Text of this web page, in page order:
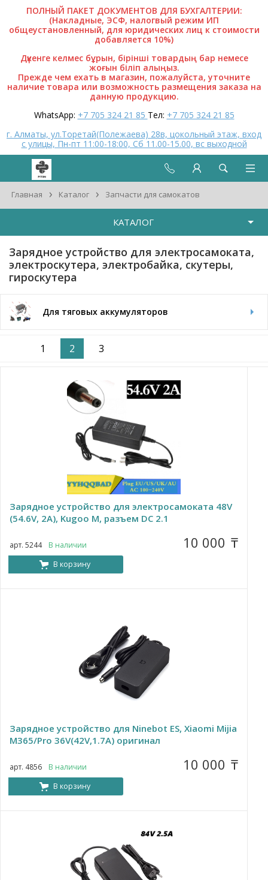
ПОЛНЫЙ ПАКЕТ ДОКУМЕНТОВ ДЛЯ БУХГАЛТЕРИИ:
(Накладные, ЭСФ, налогвый режим ИП
общеустановленный, для юридических лиц к стоимости
добавляется 10%)
Дүкенге келмес бұрын, бірінші товардың бар немесе
жоғын біліп алыңыз.
Прежде чем ехать в магазин, пожалуйста, уточните
наличие товара или возможность размещения заказа на
данную продукцию.
WhatsApp: +7 705 324 21 85 Тел: +7 705 324 21 85
г. Алматы, ул.Торетай(Полежаева) 28в, цокольный этаж, вход
с улицы, Пн-пт 11:00-18:00, Сб 11.00-15.00, вс выходной
Главная › Каталог › Запчасти для самокатов
КАТАЛОГ
Зарядное устройство для электросамоката,
электроскутера, электробайка, скутеры,
гироскутера
Для тяговых аккумуляторов
1 2 3
Зарядное устройство для электросамоката 48V
(54.6V, 2A), Kugoo M, разъем DC 2.1
арт. 5244 В наличии 10 000 ₸
В корзину
Зарядное устройство для Ninebot ES, Xiaomi Mijia
M365/Pro 36V(42V,1.7A) оригинал
арт. 4856 В наличии 10 000 ₸
В корзину